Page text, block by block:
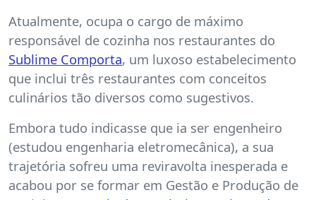
Atualmente, ocupa o cargo de máximo
responsável de cozinha nos restaurantes do
Sublime Comporta, um luxoso estabelecimento
que inclui três restaurantes com conceitos
culinários tão diversos como sugestivos.
Embora tudo indicasse que ia ser engenheiro
(estudou engenharia eletromecânica), a sua
trajetória sofreu uma reviravolta inesperada e
acabou por se formar em Gestão e Produção de